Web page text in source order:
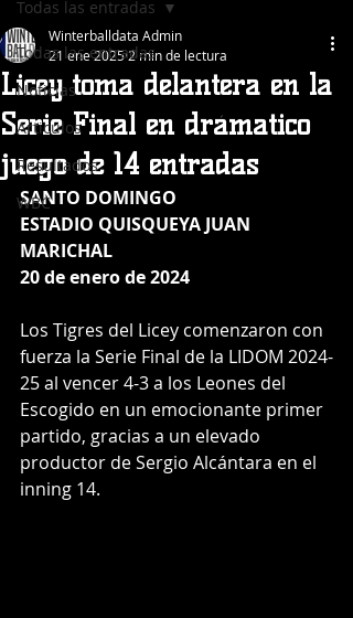
Todas las entradas
Noticias
Articulos
Resultados
WBC
Todas las entradas
Licey toma delantera en la
Serie Final en drámatico
juego de 14 entradas
Winterballdata Admin
21 ene 2025 2 min de lectura
SANTO DOMINGO
ESTADIO QUISQUEYA JUAN
MARICHAL
20 de enero de 2024
Los Tigres del Licey comenzaron con
fuerza la Serie Final de la LIDOM 2024-
25 al vencer 4-3 a los Leones del
Escogido en un emocionante primer
partido, gracias a un elevado
productor de Sergio Alcántara en el
inning 14.